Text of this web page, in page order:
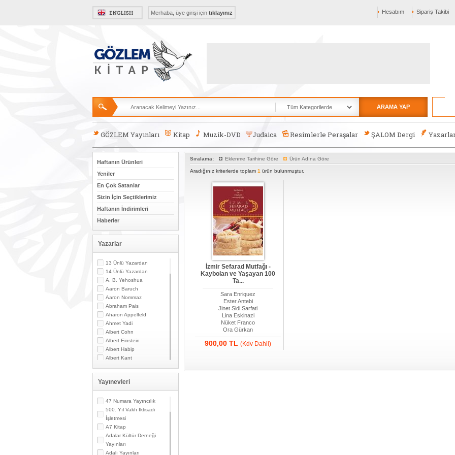
Merhaba, üye girişi için tıklayınız Sipariş Takibi
Hesabım
ARAMA YAP
GÖZLEM Yayınları Kitap Muzik-DVD Judaica Resimlerle Peraşalar ŞALOM Dergi
Haftanın Ürünleri
Yeniler
En Çok Satanlar
Sizin İçin Seçtiklerimiz
Haftanın İndirimleri
Haberler
Yazarlar
13 Ünlü Yazardan
14 Ünlü Yazardan
A. B. Yehoshua
Aaron Baruch
Aaron Nommaz
Abraham Pais
Aharon Appelfeld
Ahmet Yadi
Albert Cohn
Albert Einstein
Albert Habip
Albert Kant
Albert Özsarfati
Alberto Modiano
Alessandro Marzo
Magno
Alexandre Toumarkine
Ali Güler
Alpaslan Pata
Alpay Kabacalı
Alper K. Ateş
Altan Öymen
Yayınevleri
47 Numara Yayıncılık
500. Yıl Vakfı İktisadi
İşletmesi
A7 Kitap
Adalar Kültür Derneği
Yayınları
Adalı Yayınları
Sıralama: Eklenme Tarihine Göre Ürün Adına Göre
Aradığınız kriterlerde toplam 1 ürün bulunmuştur.
İzmir Sefarad Mutfağı -
Kaybolan ve Yaşayan 100
Ta...
Sara Enriquez
Ester Antebi
Jinet Sidi Sarfati
Lina Eskinazi
Nüket Franco
Ora Gürkan
900,00 TL(Kdv Dahil)